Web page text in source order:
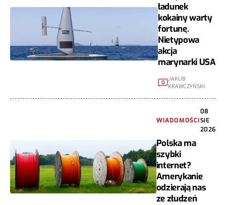
ładunek
kokainy warty
fortunę.
Nietypowa
akcja
marynarki USA
0 JAKUB
KRAWCZYŃSKI
WIADOMOŚCI
08
SIE
2026
Polska ma
szybki
internet?
Amerykanie
odzierają nas
ze złudzeń